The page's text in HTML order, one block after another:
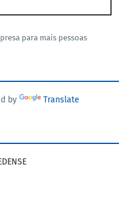
para mais pessoas
by Translate